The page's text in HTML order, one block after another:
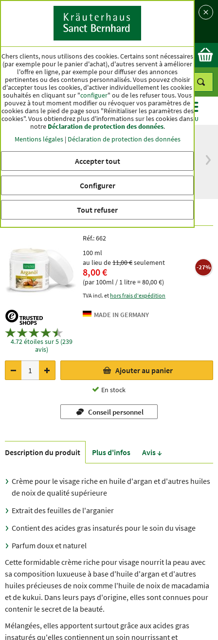
Pays
Ok
CATÉGORIES OFFRES BEST-SELLER MENU
Livraison gratuite
à partir de 50 €
pour l'Allemagne
gamme depuis
Crème à l'huile d'argan
4.72 étoiles sur 5 (239
avis)
Réf.:662
100 ml
au lieu de11,00 €seulement
8,00 €
(par 100ml / 1 litre = 80,00 €)
-27%
TVA incl. et hors frais d'expédition
Ajouter au panier
En stock
Conseil personnel
Description du produit Plus d'infos Avis ↓
Crème pour le visage riche en huile d'argan et d'autres huiles
de noix de qualité supérieure
Extrait des feuilles de l'arganier
Contient des acides gras insaturés pour le soin du visage
Parfum doux et naturel
Cette formidable crème riche pour visage nourrit la peau avec
sa composition luxueuse à base d'huile d'argan et d'autres
huiles précieuses de noix comme l'huile de noix de macadamia
et de kukui. Dans leurs pays d'origine, elles sont connues pour
contenir le secret de la beauté.
Mélangées, elles apportent surtout grâce aux acides gras
insaturés qu'elles contiennent un soin nourrissant et
Chers clients, nous utilisons des cookies. Certains sont nécessaires
(par exemple pour le panier d'achat), d'autres servent à améliorer
l'offre en ligne, par exemple pour diffuser des annonces
pertinentes ou des contenus personnalisés. Vous pouvez choisir
d'accepter tous les cookies, d'activer individuellement les cookies
souhaités en cliquant sur "configuer" ou de les refuser tous. Vous
pouvez à tout moment modifier ou révoquer vos paramètres de
cookies dans le pied de page sous "Réinitialiser les paramètres des
cookies". Vous obtiendrez plus d'informations sur les cookies dans
notre Déclaration de protection des données.
Mentions légales| Déclaration de protection des données
Accepter tout
Configurer
Tout refuser